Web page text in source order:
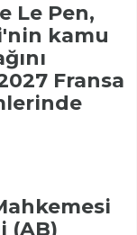
Le Pen,
kamu
Fransa
(AB)